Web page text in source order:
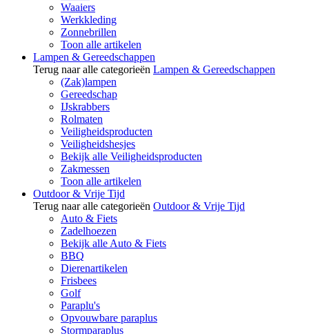
Waaiers
Werkkleding
Zonnebrillen
Toon alle artikelen
Lampen & Gereedschappen
Terug naar alle categorieën Lampen & Gereedschappen
(Zak)lampen
Gereedschap
IJskrabbers
Rolmaten
Veiligheidsproducten
Veiligheidshesjes
Bekijk alle Veiligheidsproducten
Zakmessen
Toon alle artikelen
Outdoor & Vrije Tijd
Terug naar alle categorieën Outdoor & Vrije Tijd
Auto & Fiets
Zadelhoezen
Bekijk alle Auto & Fiets
BBQ
Dierenartikelen
Frisbees
Golf
Paraplu's
Opvouwbare paraplus
Stormparaplus